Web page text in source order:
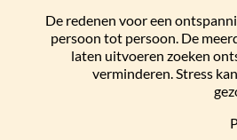
De redenen voor een
persoon tot persoon. De
laten uitvoeren zoeken
verminderen. Stress